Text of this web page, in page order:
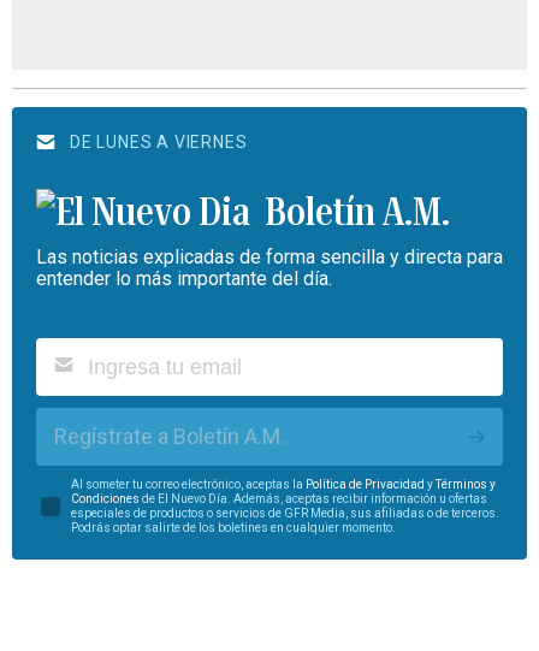
DE LUNES A VIERNES
Boletín A.M.
Las noticias explicadas de forma sencilla y directa para
entender lo más importante del día.
Regístrate a Boletín A.M.
Al someter tu correo electrónico, aceptas la Política de Privacidad y
Términos y
Condiciones de El Nuevo Día. Además, aceptas recibir información u ofertas
especiales de productos o servicios de GFR Media, sus afiliadas o de terceros.
Podrás optar salirte de los boletines en cualquier momento.